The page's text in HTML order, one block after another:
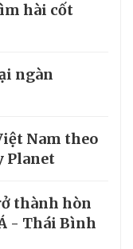
hài cốt
ngàn
Nam theo
Planet
thành hòn
- Thái Bình